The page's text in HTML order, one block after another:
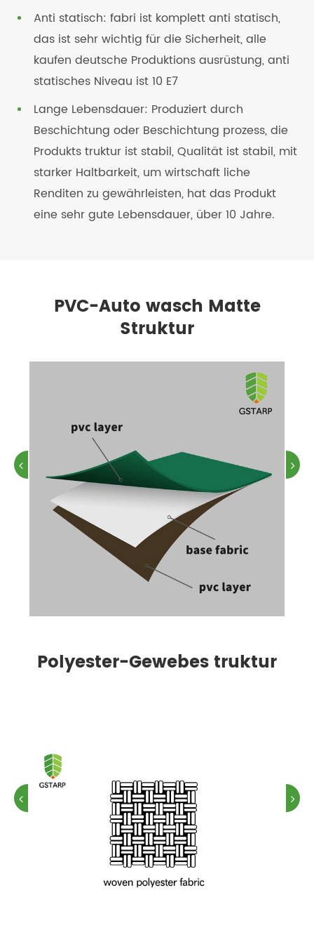
Anti statisch: fabri ist komplett anti statisch,
das ist sehr wichtig für die Sicherheit, alle
kaufen deutsche Produktions ausrüstung, anti
statisches Niveau ist 10 E7
Lange Lebensdauer: Produziert durch
Beschichtung oder Beschichtung prozess, die
Produkts truktur ist stabil, Qualität ist stabil, mit
starker Haltbarkeit, um wirtschaft liche
Renditen zu gewährleisten, hat das Produkt
eine sehr gute Lebensdauer, über 10 Jahre.
PVC-Auto wasch Matte
Struktur
Polyester-Gewebes truktur